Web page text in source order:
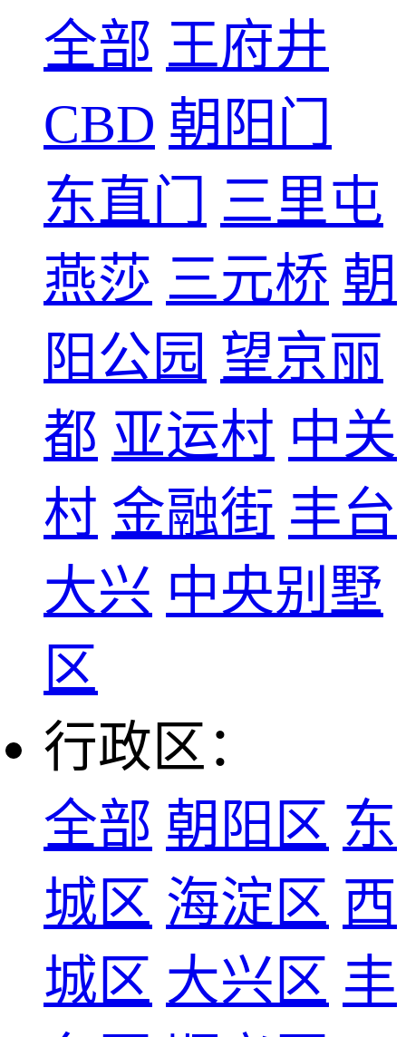
全部 王府井
CBD 朝阳门
东直门
三里屯
燕莎 三元桥 朝
阳公园 望京丽
都 亚运村 中关
村 金融街 丰台
大兴 中央别墅
区
行政区：
全部 朝阳区 东
城区 海淀区 西
城区 大兴区 丰